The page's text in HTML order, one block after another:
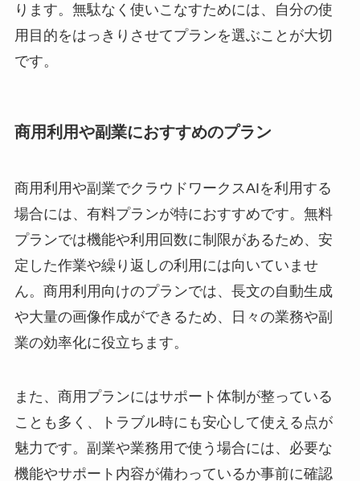
ります。無駄なく使いこなすためには、自分の使
用目的をはっきりさせてプランを選ぶことが大切
です。
商用利用や副業におすすめのプラン
商用利用や副業でクラウドワークスAIを利用する
場合には、有料プランが特におすすめです。無料
プランでは機能や利用回数に制限があるため、安
定した作業や繰り返しの利用には向いていませ
ん。商用利用向けのプランでは、長文の自動生成
や大量の画像作成ができるため、日々の業務や副
業の効率化に役立ちます。
また、商用プランにはサポート体制が整っている
ことも多く、トラブル時にも安心して使える点が
魅力です。副業や業務用で使う場合には、必要な
機能やサポート内容が備わっているか事前に確認